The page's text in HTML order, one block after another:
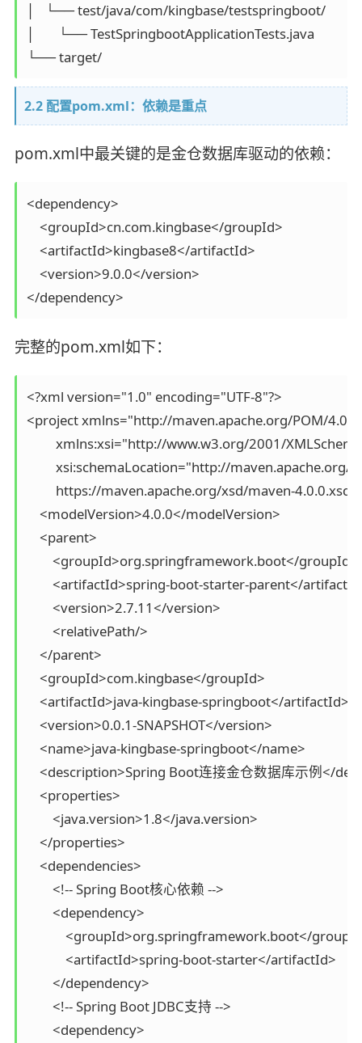
│   └── test/java/com/kingbase/testspringboot/
│       └── TestSpringbootApplicationTests.java
└── target/
2.2 配置pom.xml：依赖是重点
pom.xml中最关键的是金仓数据库驱动的依赖：
<dependency>
    <groupId>cn.com.kingbase</groupId>
    <artifactId>kingbase8</artifactId>
    <version>9.0.0</version>
</dependency>
完整的pom.xml如下：
<?xml version="1.0" encoding="UTF-8"?>
<project xmlns="http://maven.apache.org/POM/
xmlns:xsi="http://www.w3.org/2001/
xsi:schemaLocation="http://
https://maven.apache.org/xsd/maven-
    <modelVersion>4.0.0</modelVersion>
    <parent>
        <groupId>org.springframework.boot</groupId>
<artifactId>spring-boot-starter-parent</
        <version>2.7.11</version>
        <relativePath/>
    </parent>
    <groupId>com.kingbase</groupId>
    <artifactId>java-kingbase-springboot</artifactId>
    <version>0.0.1-SNAPSHOT</version>
    <name>java-kingbase-springboot</name>
<description>Spring Boot连接金仓数据库示例</
    <properties>
        <java.version>1.8</java.version>
    </properties>
    <dependencies>
        <!-- Spring Boot核心依赖 -->
        <dependency>
<groupId>org.springframework.boot</
            <artifactId>spring-boot-starter</artifactId>
        </dependency>
        <!-- Spring Boot JDBC支持 -->
        <dependency>